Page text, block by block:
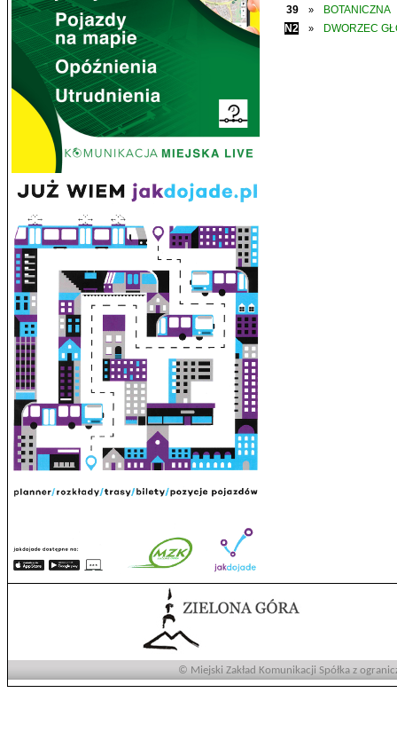
39
»
BOTANICZNA
N2
» DWORZEC
© Miejski Zakład Komunikacji Spółka z